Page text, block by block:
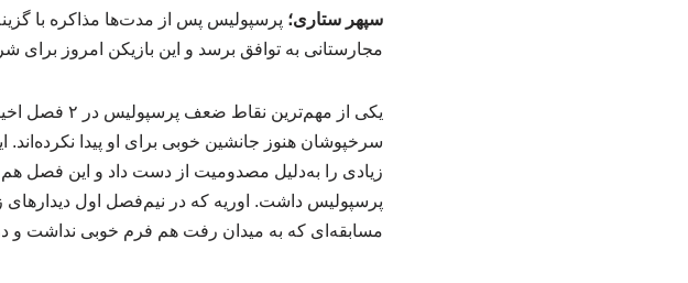
سپهر ستاری؛
مجارستانی به توافق برسد و این بازیکن امروز
یکی از
سرخپوشان هنوز جانشین خوبی برای او پیدا
زیادی را به‌دلیل مصدومیت از دست داد و این فصل
پرسپولیس داشت. اوریه که در نیم‌فصل اول دیدارهای
مسابقه‌ای که به میدان رفت هم فرم خوبی نداشت و